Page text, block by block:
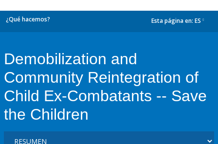
¿Qué hacemos? Esta página en: ES
Demobilization and
Community Reintegration of
Child Ex-Combatants -- Save
the Children